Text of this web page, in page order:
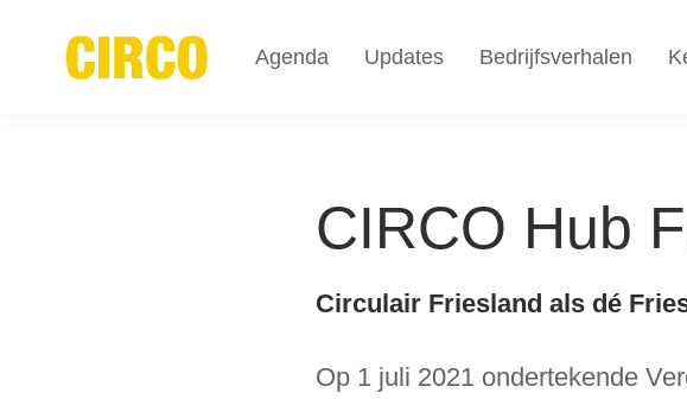
CIRCO Hub
Circulair Friesland als dé
Op 1 juli 2021 ondertekende
Agenda Updates Bedrijfsverhalen